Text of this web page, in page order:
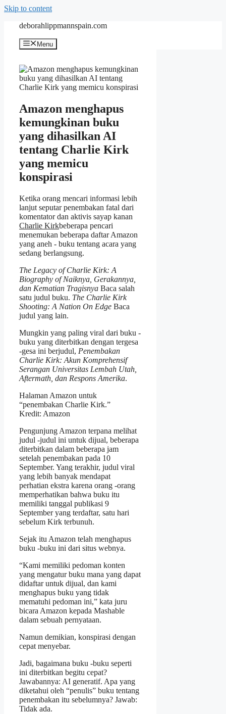
Skip to content
deborahlippmannspain.com
Menu
Amazon menghapus
kemungkinan buku
yang dihasilkan AI
tentang Charlie Kirk
yang memicu
konspirasi
Ketika orang mencari informasi lebih
lanjut seputar penembakan fatal dari
komentator dan aktivis sayap kanan
Charlie Kirkbeberapa pencari
menemukan beberapa daftar Amazon
yang aneh - buku tentang acara yang
sedang berlangsung.
The Legacy of Charlie Kirk: A
Biography of Naiknya, Gerakannya,
dan Kematian Tragisnya Baca salah
satu judul buku. The Charlie Kirk
Shooting: A Nation On Edge Baca
judul yang lain.
Mungkin yang paling viral dari buku -
buku yang diterbitkan dengan tergesa
-gesa ini berjudul, Penembakan
Charlie Kirk: Akun Komprehensif
Serangan Universitas Lembah Utah,
Aftermath, dan Respons Amerika.
Halaman Amazon untuk
“penembakan Charlie Kirk.”
Kredit: Amazon
Pengunjung Amazon terpana melihat
judul -judul ini untuk dijual, beberapa
diterbitkan dalam beberapa jam
setelah penembakan pada 10
September. Yang terakhir, judul viral
yang lebih banyak mendapat
perhatian ekstra karena orang -orang
memperhatikan bahwa buku itu
memiliki tanggal publikasi 9
September yang terdaftar, satu hari
sebelum Kirk terbunuh.
Sejak itu Amazon telah menghapus
buku -buku ini dari situs webnya.
“Kami memiliki pedoman konten
yang mengatur buku mana yang dapat
didaftar untuk dijual, dan kami
menghapus buku yang tidak
mematuhi pedoman ini,” kata juru
bicara Amazon kepada Mashable
dalam sebuah pernyataan.
Namun demikian, konspirasi dengan
cepat menyebar.
Jadi, bagaimana buku -buku seperti
ini diterbitkan begitu cepat?
Jawabannya: AI generatif. Apa yang
diketahui oleh “penulis” buku tentang
penembakan itu sebelumnya? Jawab:
Tidak ada.